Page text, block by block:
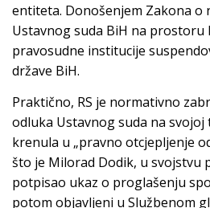
entiteta. Donošenjem Zakona o
Ustavnog suda BiH na prostoru
pravosudne institucije
države BiH.
Praktično, RS je normativno
odluka Ustavnog suda na
krenula u „pravno otcjepljenje
što je Milorad Dodik, u svojstvu
potpisao ukaz o proglašenju
potom objavljeni u Službenom